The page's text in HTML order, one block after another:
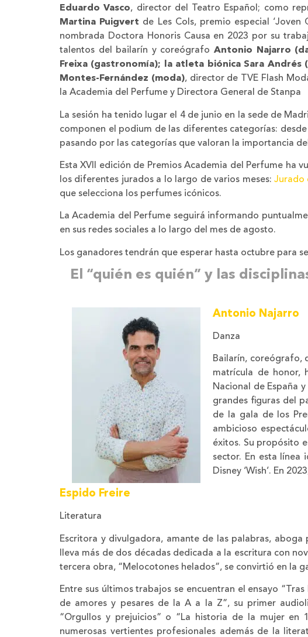
Eduardo Vasco, director del Teatro Español; como
Martina Puigvert de Les Cols, premio especial
nombrada Doctora Honoris Causa en 2023 por su
talentos del bailarín y coreógrafo Antonio Najarro
Freixa (gastronomía); la atleta biónica Sara
Montes-Fernández (moda), director de TVE Flash
la Academia del Perfume y Directora General de Stanpa
La sesión ha tenido lugar el 4 de junio en la sede de
componen el podium de las diferentes categorías:
pasando por las categorías que valoran la importancia
Esta XVII edición de Premios Academia del Perfume ha
los diferentes jurados a lo largo de varios meses: Jurado
que selecciona los perfumes icónicos.
La Academia del Perfume seguirá informando
en sus redes sociales a lo largo del mes de agosto.
Los ganadores tendrán que esperar hasta octubre para
El “quién es quién” y las
Antonio Najarro
Danza
Bailarín, coreógrafo,
matrícula de honor,
Nacional de España
grandes figuras del
de la gala de los
ambicioso
éxitos. Su propósito
sector. En esta línea
Disney ‘Wish’. En
Espido Freire
Literatura
Escritora y divulgadora, amante de las palabras,
lleva más de dos décadas dedicada a la escritura con
tercera obra, “Melocotones helados”, se convirtió en la
Entre sus últimos trabajos se encuentran el ensayo
de amores y pesares de la A a la Z”, su primer
“Orgullos y prejuicios” o “La historia de la mujer en
numerosas vertientes profesionales además de la